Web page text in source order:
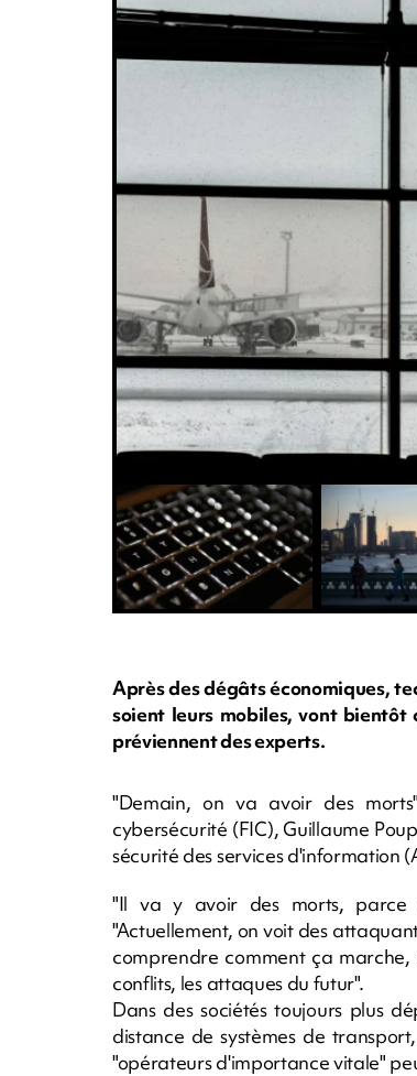
Après des dégâts économiques,
soient leurs mobiles, vont bientôt
préviennent des experts.
"Demain, on va avoir des
cybersécurité (FIC), Guillaume
sécurité des services d'information
"Il va y avoir des morts, parce
"Actuellement, on voit des
comprendre comment ça
conflits, les attaques du futur".
Dans des sociétés toujours plus
distance de systèmes de
"opérateurs d'importance vitale"